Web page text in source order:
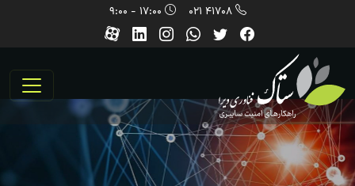
41708 021